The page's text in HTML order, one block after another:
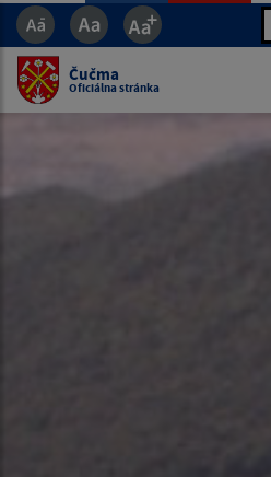
Čučma
Oficiálna stránka